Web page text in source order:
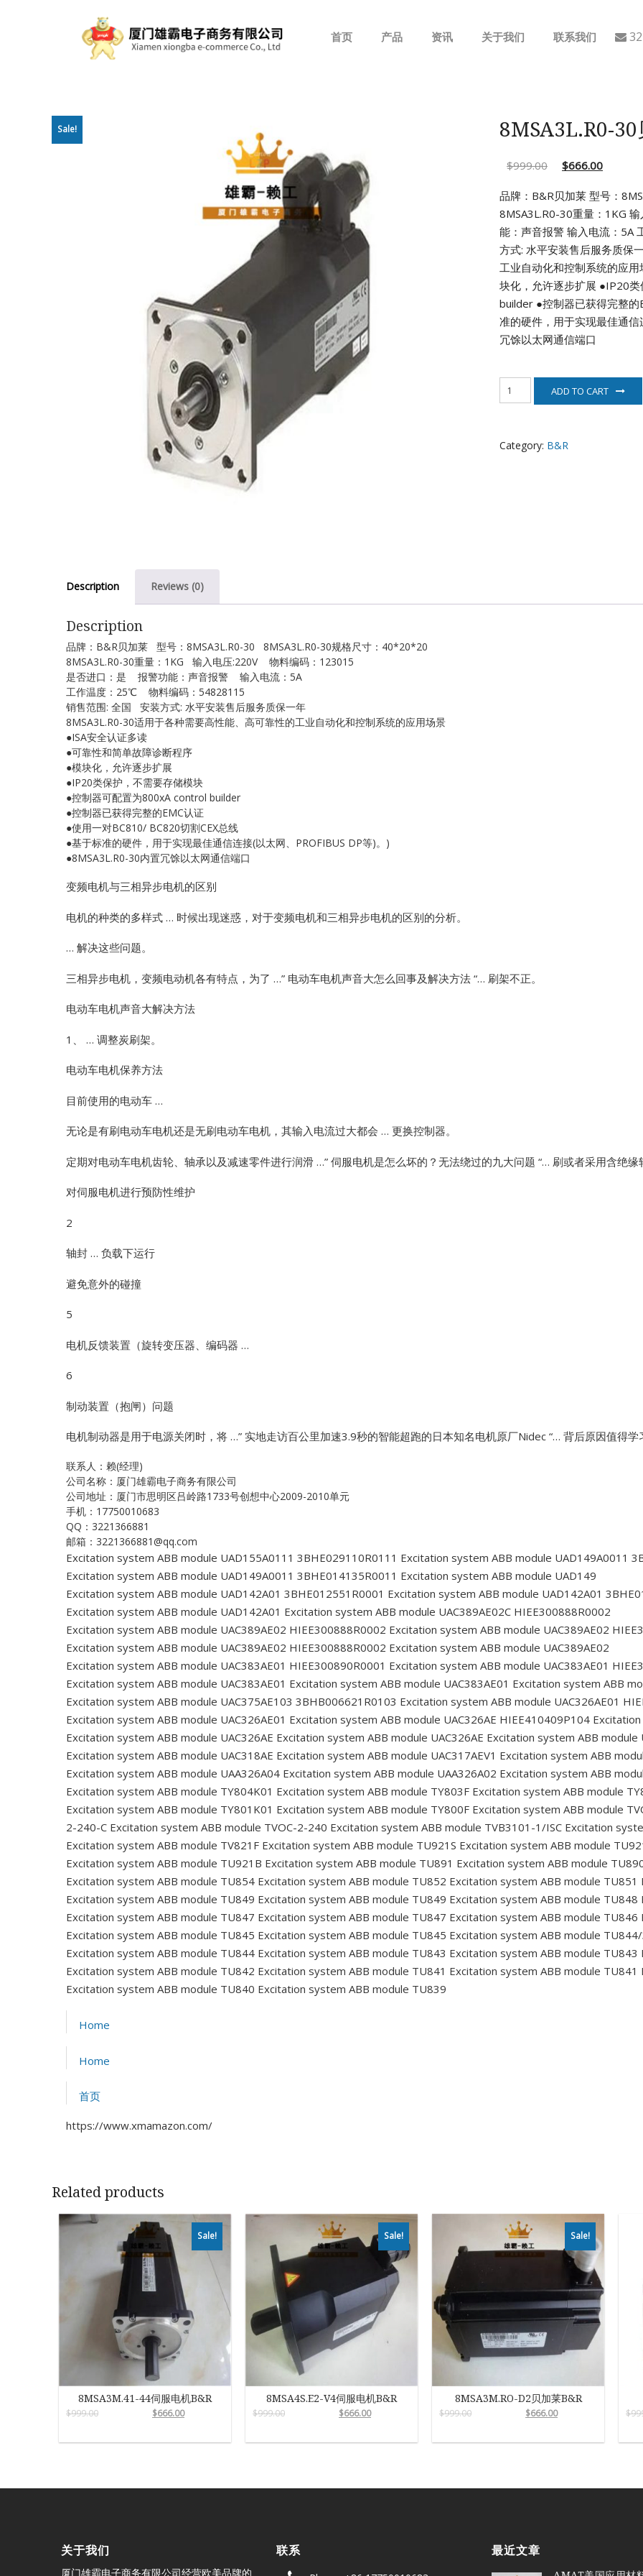
首页 产品
Kollmorgen
Lam Research
资讯 关于我们 联系我们
Sale! 8MSA3L.R0-
$999.00 $666.00
品牌：B&R贝加莱 型号：
8MSA3L.R0-30重量：1KG
能：声音报警 输入电流：5A
方式: 水平安装售后服务质保
工业自动化和控制系统的应用
块化，允许逐步扩展 ●IP20类
builder ●控制器已获得完整的
准的硬件，用于实现最佳通
冗馀以太网通信端口
电
ADD TO CART
Category: B&R
Description Reviews (0)
Description
品牌：B&R贝加莱 型号：8MSA3L.R0-30 8MSA3L.R0-30规格尺寸：40*20*20
8MSA3L.R0-30重量：1KG 输入电压:220V 物料编码：123015
是否进口：是 报警功能：声音报警 输入电流：5A
工作温度：25℃ 物料编码：54828115
销售范围: 全国 安装方式: 水平安装售后服务质保一年
8MSA3L.R0-30适用于各种需要高性能、高可靠性的工业自动化和控制系统的应用场景
●ISA安全认证多读
●可靠性和简单故障诊断程序
●模块化，允许逐步扩展
●IP20类保护，不需要存储模块
●控制器可配置为800xA control builder
●控制器已获得完整的EMC认证
●使用一对BC810/ BC820切割CEX总线
●基于标准的硬件，用于实现最佳通信连接(以太网、PROFIBUS DP等)。)
●8MSA3L.R0-30内置冗馀以太网通信端口
变频电机与三相异步电机的区别
电机的种类的多样式 … 时候出现迷惑，对于变频电机和三相异步电机的区别的分析。
… 解决这些问题。
三相异步电机，变频电动机各有特点，为了 …” 电动车电机声音大怎么回事及解决方法 “… 刷架不正。
电动车电机声音大解决方法
1、 … 调整炭刷架。
电动车电机保养方法
目前使用的电动车 …
无论是有刷电动车电机还是无刷电动车电机，其输入电流过大都会 … 更换控制器。
定期对电动车电机齿轮、轴承以及减速零件进行润滑 …” 伺服电机是怎么坏的？无法绕过的九大问题 “… 刷或者采用含绝缘
对伺服电机进行预防性维护
2
轴封 … 负载下运行
避免意外的碰撞
5
电机反馈装置（旋转变压器、编码器 …
6
制动装置（抱闸）问题
电机制动器是用于电源关闭时，将 …” 实地走访百公里加速3.9秒的智能超跑的日本知名电机原厂Nidec “… 背后原因值得学
联系人：赖(经理)
公司名称：厦门雄霸电子商务有限公司
公司地址：厦门市思明区吕岭路1733号创想中心2009-2010单元
手机：17750010683
QQ：3221366881
邮箱：3221366881@qq.com
Excitation system ABB module UAD155A0111 3BHE029110R0111 Excitation system ABB module UAD149A0011
Excitation system ABB module UAD149A0011 3BHE014135R0011 Excitation system ABB module UAD149
Excitation system ABB module UAD142A01 3BHE012551R0001 Excitation system ABB module UAD142A01
Excitation system ABB module UAD142A01 Excitation system ABB module UAC389AE02C HIEE300888R0002
Excitation system ABB module UAC389AE02 HIEE300888R0002 Excitation system ABB module UAC389AE02
Excitation system ABB module UAC389AE02 HIEE300888R0002 Excitation system ABB module UAC389AE02
Excitation system ABB module UAC383AE01 HIEE300890R0001 Excitation system ABB module UAC383AE01
Excitation system ABB module UAC383AE01 Excitation system ABB module UAC383AE01 Excitation system ABB
Excitation system ABB module UAC375AE103 3BHB006621R0103 Excitation system ABB module UAC326AE01
Excitation system ABB module UAC326AE01 Excitation system ABB module UAC326AE HIEE410409P104
Excitation system ABB module UAC326AE Excitation system ABB module UAC326AE Excitation system ABB module
Excitation system ABB module UAC318AE Excitation system ABB module UAC317AEV1 Excitation system ABB
Excitation system ABB module UAA326A04 Excitation system ABB module UAA326A02 Excitation system ABB
Excitation system ABB module TY804K01 Excitation system ABB module TY803F Excitation system ABB module
Excitation system ABB module TY801K01 Excitation system ABB module TY800F Excitation system ABB module
2-240-C Excitation system ABB module TVOC-2-240 Excitation system ABB module TVB3101-1/ISC Excitation
Excitation system ABB module TV821F Excitation system ABB module TU921S Excitation system ABB module
Excitation system ABB module TU921B Excitation system ABB module TU891 Excitation system ABB module
Excitation system ABB module TU854 Excitation system ABB module TU852 Excitation system ABB module TU851
Excitation system ABB module TU849 Excitation system ABB module TU849 Excitation system ABB module TU848
Excitation system ABB module TU847 Excitation system ABB module TU847 Excitation system ABB module TU846
Excitation system ABB module TU845 Excitation system ABB module TU845 Excitation system ABB module TU844/
Excitation system ABB module TU844 Excitation system ABB module TU843 Excitation system ABB module TU843
Excitation system ABB module TU842 Excitation system ABB module TU841 Excitation system ABB module TU841
Excitation system ABB module TU840 Excitation system ABB module TU839
Home
Home
首页
https://www.xmamazon.com/
Related products
Sale!
8MSA3M.41-44伺服电机B&R
$999.00 $666.00
Sale!
8MSA4S.E2-V4伺服电机B&R
$999.00 $666.00
Sale!
8MSA3M.RO-D2贝加莱B&R
$999.00 $666.00 $
关于我们
厦门雄霸电子商务有限公司经营欧美品牌的
联系 最近文章